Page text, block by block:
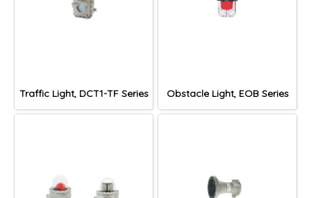
Traffic Light, DCT1-TF Series Obstacle Light, EOB Series